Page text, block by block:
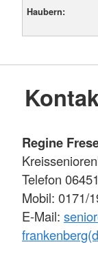
Haubern:
Regine
Telefon
Mobil: 0171/
E-Mail: